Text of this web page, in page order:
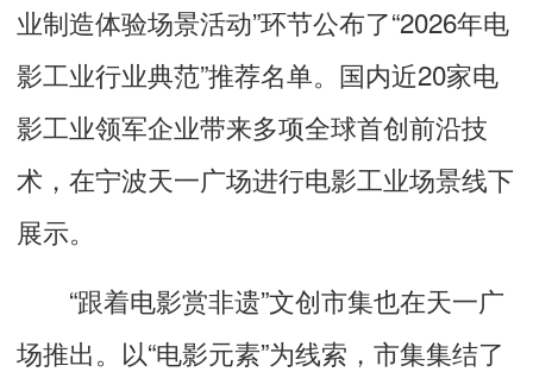
业制造体验场景活动”环节公布了“2026年电
影工业行业典范”推荐名单。国内近20家电
影工业领军企业带来多项全球首创前沿技
术，在宁波天一广场进行电影工业场景线下
展示。
“跟着电影赏非遗”文创市集也在天一广
场推出。以“电影元素”为线索，市集集结了